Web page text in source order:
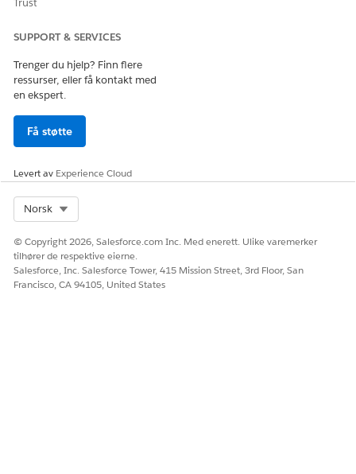
Trust
SUPPORT & SERVICES
Trenger du hjelp? Finn flere
ressurser, eller få kontakt med
en ekspert.
Få støtte
Levert av Experience Cloud
Norsk
© Copyright 2026, Salesforce.com Inc. Med enerett. Ulike varemerker
tilhører de respektive eierne.
Salesforce, Inc. Salesforce Tower, 415 Mission Street, 3rd Floor, San
Francisco, CA 94105, United States